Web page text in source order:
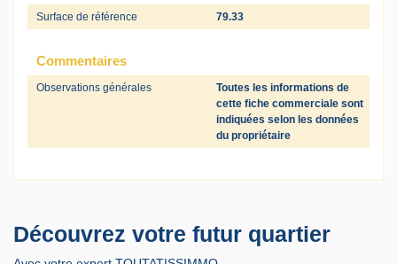
Surface de référence 79.33
Commentaires
Observations générales
Toutes les informations de
cette fiche commerciale sont
indiquées selon les données
du propriétaire
Découvrez votre futur quartier